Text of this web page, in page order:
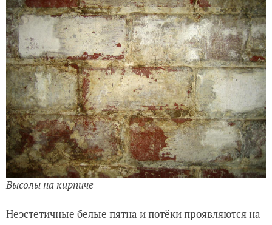
Высолы на кирпиче
Неэстетичные белые пятна и потёки проявляются на